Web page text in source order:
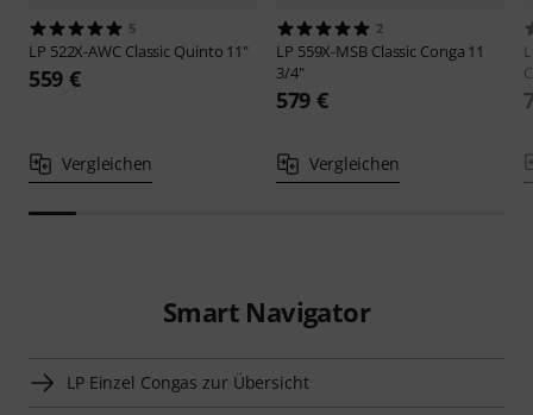
5
LP 522X-AWC Classic Quinto 11"
559 €
Vergleichen
2
LP 559X-MSB Classic Conga 11
3/4"
579 €
Vergleichen
Smart Navigator
LP Einzel Congas zur Übersicht